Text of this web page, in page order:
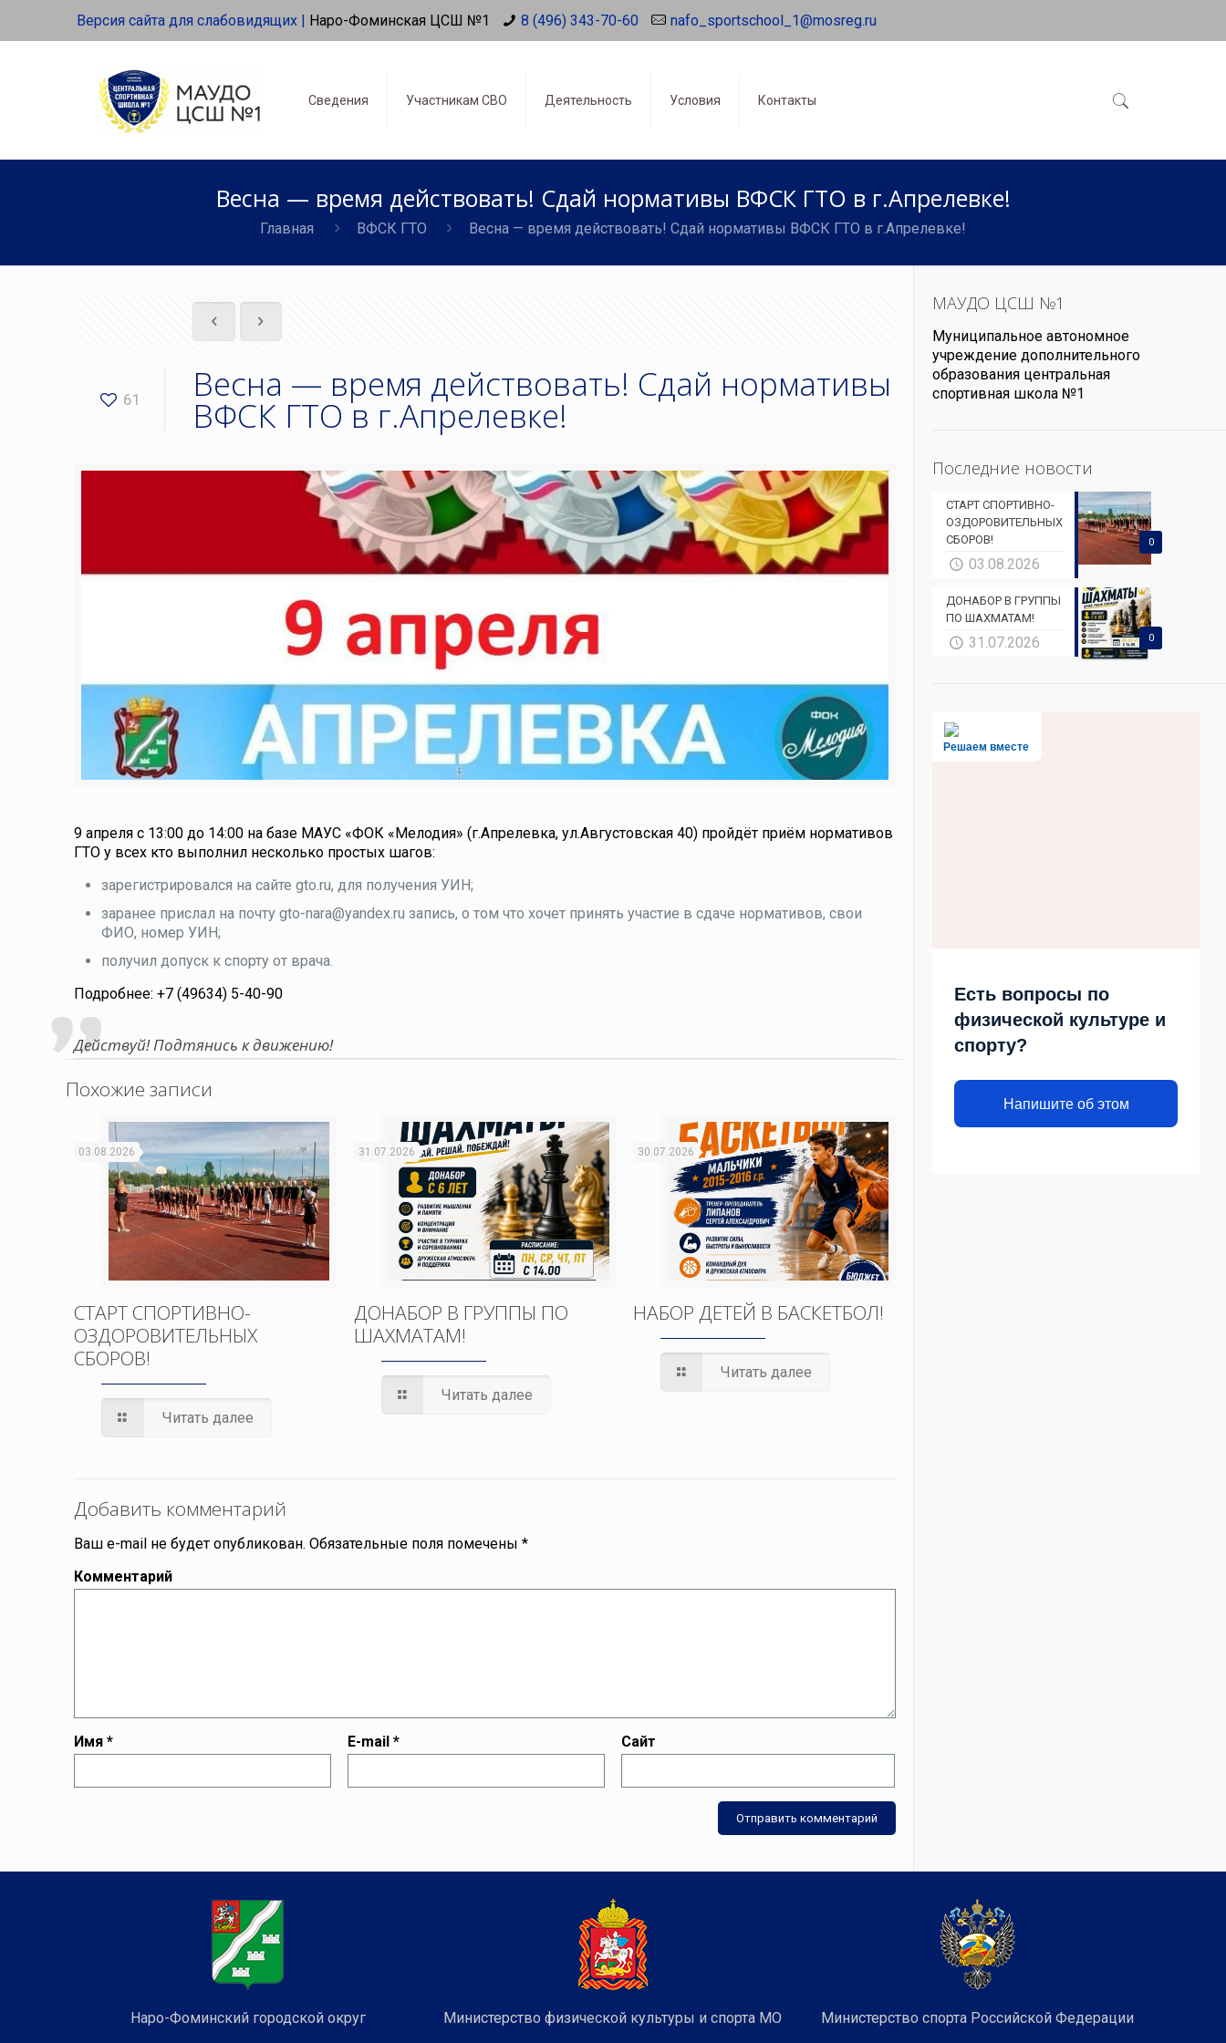
Версия сайта для слабовидящих | Наро-Фоминская ЦСШ №1 8 (496) 343-70-60 nafo_sportschool_1@mosreg.ru
Сведения Участникам СВО Деятельность Условия Контакты
Весна — время действовать! Сдай нормативы ВФСК ГТО в г.Апрелевке!
Главная ВФСК ГТО Весна — время действовать! Сдай нормативы ВФСК ГТО в г.Апрелевке!
61 Весна — время действовать! Сдай нормативы
ВФСК ГТО в г.Апрелевке!
9 апреля с 13:00 до 14:00 на базе МАУС «ФОК «Мелодия» (г.Апрелевка, ул.Августовская 40) пройдёт приём нормативов
ГТО у всех кто выполнил несколько простых шагов:
зарегистрировался на сайте gto.ru, для получения УИН;
заранее прислал на почту gto-nara@yandex.ru запись, о том что хочет принять участие в сдаче нормативов, свои
ФИО, номер УИН;
получил допуск к спорту от врача.
Подробнее: +7 (49634) 5-40-90
Действуй! Подтянись к движению!
Похожие записи
03.08.2026
СТАРТ СПОРТИВНО-
ОЗДОРОВИТЕЛЬНЫХ
СБОРОВ!
Читать далее
31.07.2026
ДОНАБОР В ГРУППЫ ПО
ШАХМАТАМ!
Читать далее
30.07.2026
НАБОР ДЕТЕЙ В БАСКЕТБОЛ!
Читать далее
Добавить комментарий
Ваш e-mail не будет опубликован. Обязательные поля помечены*
Комментарий
Имя* E-mail* Сайт
МАУДО ЦСШ №1
Муниципальное автономное
учреждение дополнительного
образования центральная
спортивная школа №1
Последние новости
0
СТАРТ СПОРТИВНО-
ОЗДОРОВИТЕЛЬНЫХ
СБОРОВ!
03.08.2026
0
ДОНАБОР В ГРУППЫ
ПО ШАХМАТАМ!
31.07.2026
Решаем вместе
Есть вопросы по
физической культуре и
спорту?
Напишите об этом
Наро-Фоминский городской округ Министерство физической культуры и спорта МО Министерство спорта Российской Федерации